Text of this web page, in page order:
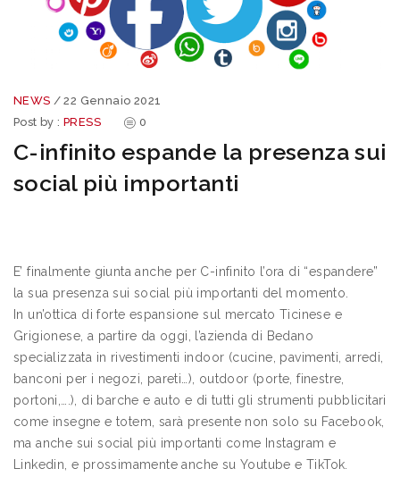
NEWS / 22 Gennaio 2021
Post by :PRESS 0
C-infinito espande la presenza sui
social più importanti
E’ finalmente giunta anche per C-infinito l’ora di “espandere”
la sua presenza sui social più importanti del momento.
In un’ottica di forte espansione sul mercato Ticinese e
Grigionese, a partire da oggi, l’azienda di Bedano
specializzata in rivestimenti indoor (cucine, pavimenti, arredi,
banconi per i negozi, pareti…), outdoor (porte, finestre,
portoni,….), di barche e auto e di tutti gli strumenti pubblicitari
come insegne e totem, sarà presente non solo su Facebook,
ma anche sui social più importanti come Instagram e
Linkedin, e prossimamente anche su Youtube e TikTok.